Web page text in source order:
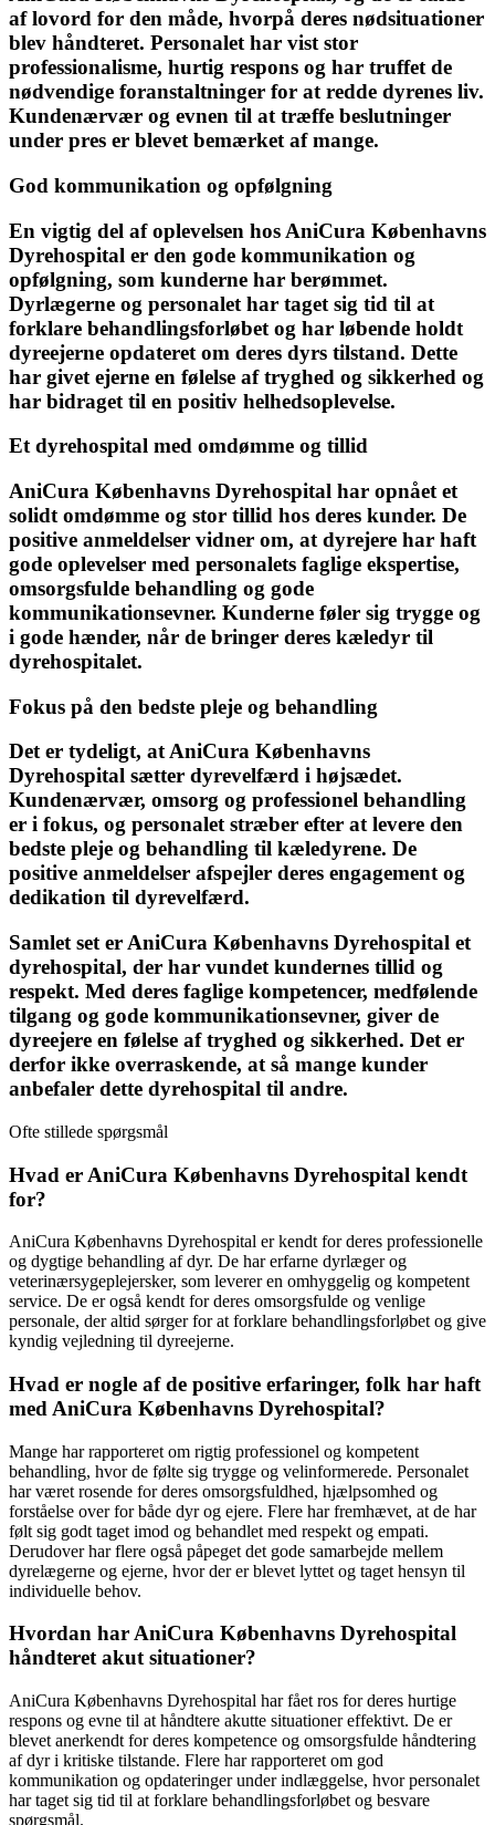
af lovord for den måde, hvorpå deres nødsituationer
blev håndteret. Personalet har vist stor
professionalisme, hurtig respons og har truffet de
nødvendige foranstaltninger for at redde dyrenes liv.
Kundenærvær og evnen til at træffe beslutninger
under pres er blevet bemærket af mange.
God kommunikation og opfølgning
En vigtig del af oplevelsen hos AniCura Københavns
Dyrehospital er den gode kommunikation og
opfølgning, som kunderne har berømmet.
Dyrlægerne og personalet har taget sig tid til at
forklare behandlingsforløbet og har løbende holdt
dyreejerne opdateret om deres dyrs tilstand. Dette
har givet ejerne en følelse af tryghed og sikkerhed og
har bidraget til en positiv helhedsoplevelse.
Et dyrehospital med omdømme og tillid
AniCura Københavns Dyrehospital har opnået et
solidt omdømme og stor tillid hos deres kunder. De
positive anmeldelser vidner om, at dyrejere har haft
gode oplevelser med personalets faglige ekspertise,
omsorgsfulde behandling og gode
kommunikationsevner. Kunderne føler sig trygge og
i gode hænder, når de bringer deres kæledyr til
dyrehospitalet.
Fokus på den bedste pleje og behandling
Det er tydeligt, at AniCura Københavns
Dyrehospital sætter dyrevelfærd i højsædet.
Kundenærvær, omsorg og professionel behandling
er i fokus, og personalet stræber efter at levere den
bedste pleje og behandling til kæledyrene. De
positive anmeldelser afspejler deres engagement og
dedikation til dyrevelfærd.
Samlet set er AniCura Københavns Dyrehospital et
dyrehospital, der har vundet kundernes tillid og
respekt. Med deres faglige kompetencer, medfølende
tilgang og gode kommunikationsevner, giver de
dyreejere en følelse af tryghed og sikkerhed. Det er
derfor ikke overraskende, at så mange kunder
anbefaler dette dyrehospital til andre.
Ofte stillede spørgsmål
Hvad er AniCura Københavns Dyrehospital kendt
for?
AniCura Københavns Dyrehospital er kendt for deres professionelle
og dygtige behandling af dyr. De har erfarne dyrlæger og
veterinærsygeplejersker, som leverer en omhyggelig og kompetent
service. De er også kendt for deres omsorgsfulde og venlige
personale, der altid sørger for at forklare behandlingsforløbet og give
kyndig vejledning til dyreejerne.
Hvad er nogle af de positive erfaringer, folk har haft
med AniCura Københavns Dyrehospital?
Mange har rapporteret om rigtig professionel og kompetent
behandling, hvor de følte sig trygge og velinformerede. Personalet
har været rosende for deres omsorgsfuldhed, hjælpsomhed og
forståelse over for både dyr og ejere. Flere har fremhævet, at de har
følt sig godt taget imod og behandlet med respekt og empati.
Derudover har flere også påpeget det gode samarbejde mellem
dyrelægerne og ejerne, hvor der er blevet lyttet og taget hensyn til
individuelle behov.
Hvordan har AniCura Københavns Dyrehospital
håndteret akut situationer?
AniCura Københavns Dyrehospital har fået ros for deres hurtige
respons og evne til at håndtere akutte situationer effektivt. De er
blevet anerkendt for deres kompetence og omsorgsfulde håndtering
af dyr i kritiske tilstande. Flere har rapporteret om god
kommunikation og opdateringer under indlæggelse, hvor personalet
har taget sig tid til at forklare behandlingsforløbet og besvare
spørgsmål.